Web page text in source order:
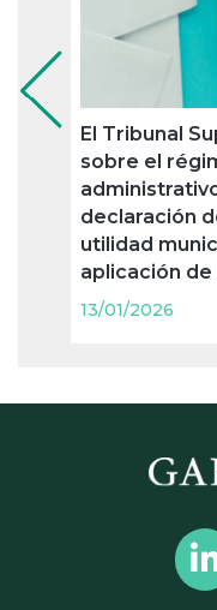
El Tribunal
sobre el
declaración
utilidad
aplicación
13/01/2026